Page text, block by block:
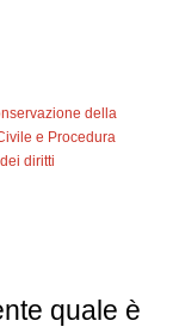
della
e Procedura
diritti
quale è